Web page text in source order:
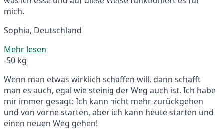
mich.
Sophia, Deutschland
Mehr lesen
-50 kg
Wenn man etwas wirklich schaffen will, dann schafft
man es auch, egal wie steinig der Weg auch ist. Ich habe
mir immer gesagt: Ich kann nicht mehr zurückgehen
und von vorne starten, aber ich kann heute starten und
einen neuen Weg gehen!